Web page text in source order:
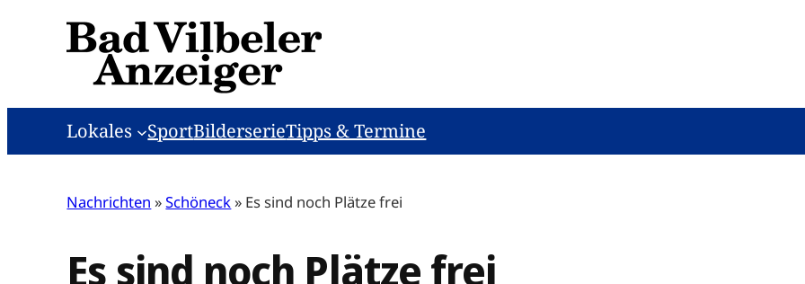
Lokales SportBilderserieTipps & Termine
Nachrichten »Schöneck» Es sind noch Plätze frei
Es sind noch Plätze frei